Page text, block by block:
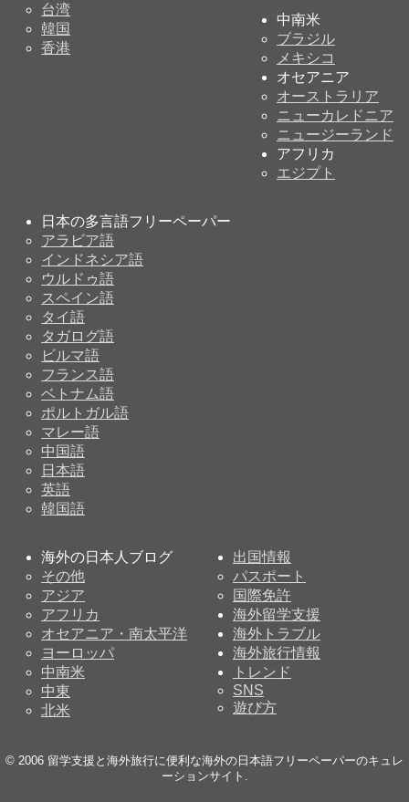
台湾
韓国
香港
中南米
ブラジル
メキシコ
オセアニア
オーストラリア
ニューカレドニア
ニュージーランド
アフリカ
エジプト
日本の多言語フリーペーパー
アラビア語
インドネシア語
ウルドゥ語
スペイン語
タイ語
タガログ語
ビルマ語
フランス語
ベトナム語
ポルトガル語
マレー語
中国語
日本語
英語
韓国語
海外の日本人ブログ
その他
アジア
アフリカ
オセアニア・南太平洋
ヨーロッパ
中南米
中東
北米
出国情報
パスポート
国際免許
海外留学支援
海外トラブル
海外旅行情報
トレンド
SNS
遊び方
© 2006 留学支援と海外旅行に便利な海外の日本語フリーペーパーのキュレ
ーションサイト